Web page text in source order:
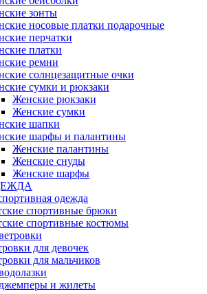
зонты
носовые платки подарочные
перчатки
платки
ремни
солнцезащитные очки
сумки и рюкзаки
Женские рюкзаки
Женские сумки
шапки
шарфы и палантины
Женские палантины
Женские снуды
Женские шарфы
одежда
спортивные брюки
спортивные костюмы
для девочек
для мальчиков
и жилеты